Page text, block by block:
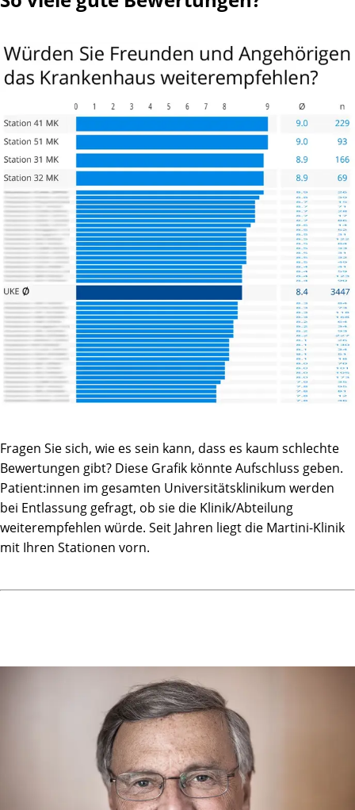
Fragen Sie sich, wie es sein kann, dass es kaum schlechte
Bewertungen gibt? Diese Grafik könnte Aufschluss geben.
Patient:innen im gesamten Universitätsklinikum werden
bei Entlassung gefragt, ob sie die Klinik/Abteilung
weiterempfehlen würde. Seit Jahren liegt die Martini-Klinik
mit Ihren Stationen vorn.